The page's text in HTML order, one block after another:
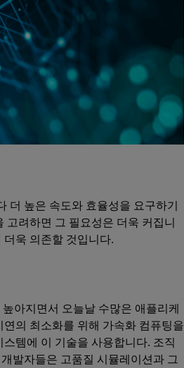
더 높은 속도와 효율성을 요구하기
고려하면 그 필요성은 더욱 커집니
욱 의존할 것입니다.
아지면서 오늘날 수많은 애플리케
의 최소화를 위해 가속화 컴퓨팅을
템에 이 기술을 사용합니다. 조직
발자들은 고품질 시뮬레이션과 그